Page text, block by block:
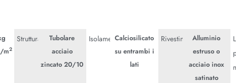
m2
Struttura
Tubolare
acciaio
zincato 20/10
IsolamentoCalciosilicato
su entrambi i
lati
RivestimentoAlluminio
estruso o
acciaio inox
satinato